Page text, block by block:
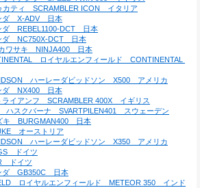
カティ　SCRAMBLER ICON　イタリア
ダ　X-ADV　日本
　REBEL1100-DCT　日本
ダ　NC750X-DCT　日本
ワサキ　NINJA400　日本
　ロイヤルエンフィールド　CONTINENTAL
　ハーレーダビッドソン　X500　アメリカ
ダ　NX400　日本
イアンフ　SCRAMBLER 400X　イギリス
ハスクバーナ　SVARTPILEN401　スウェーデン
キ　BURGMAN400　日本
　オーストリア
　ハーレーダビッドソン　X350　アメリカ
　ドイツ
　ドイツ
ダ　GB350C　日本
　ロイヤルエンフィールド　METEOR 350　インド